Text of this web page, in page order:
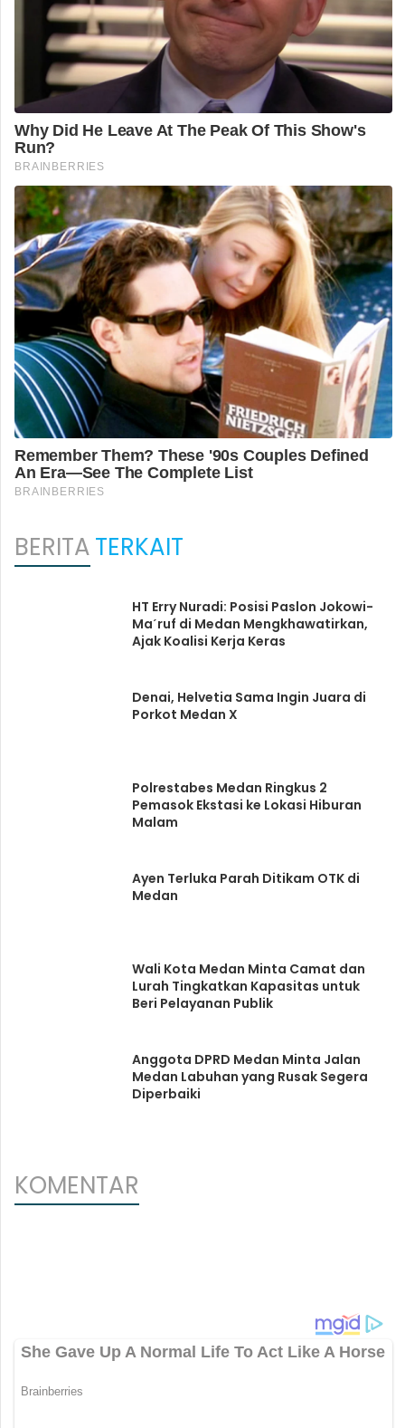
BERITATERKAIT
HT Erry Nuradi: Posisi Paslon Jokowi-
Maˊruf di Medan Mengkhawatirkan,
Ajak Koalisi Kerja Keras
Denai, Helvetia Sama Ingin Juara di
Porkot Medan X
Polrestabes Medan Ringkus 2
Pemasok Ekstasi ke Lokasi Hiburan
Malam
Ayen Terluka Parah Ditikam OTK di
Medan
Wali Kota Medan Minta Camat dan
Lurah Tingkatkan Kapasitas untuk
Beri Pelayanan Publik
Anggota DPRD Medan Minta Jalan
Medan Labuhan yang Rusak Segera
Diperbaiki
KOMENTAR